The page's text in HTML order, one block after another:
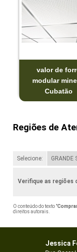
valor de
modular
Cubatão
Regiões de
Selecione: GRANDE
Verifique as regiões
O conteúdo do texto "
direitos autorais
Jessica